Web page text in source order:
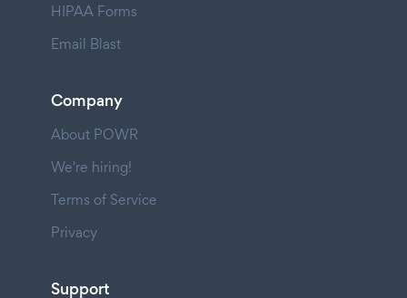
HIPAA Forms
Email Blast
Company
About POWR
We're hiring!
Terms of Service
Privacy
Support